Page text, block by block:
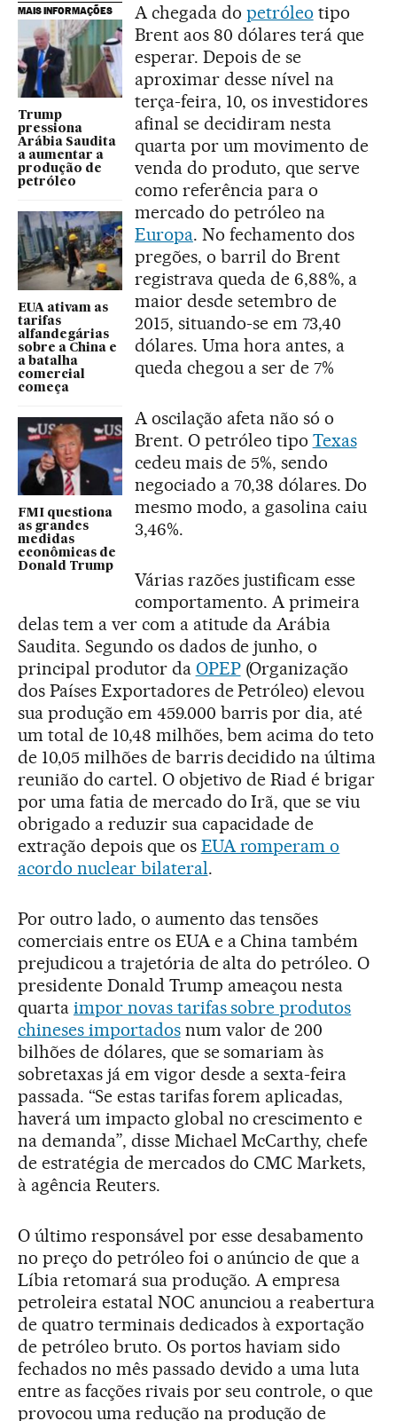
MAIS INFORMAÇÕES
Trump
pressiona
Arábia Saudita
a aumentar a
produção de
petróleo
EUA ativam as
tarifas
alfandegárias
sobre a China e
a batalha
comercial
começa
FMI questiona
as grandes
medidas
econômicas de
Donald Trump
A chegada do petróleo tipo
Brent aos 80 dólares terá que
esperar. Depois de se
aproximar desse nível na
terça-feira, 10, os investidores
afinal se decidiram nesta
quarta por um movimento de
venda do produto, que serve
como referência para o
mercado do petróleo na
Europa. No fechamento dos
pregões, o barril do Brent
registrava queda de 6,88%, a
maior desde setembro de
2015, situando-se em 73,40
dólares. Uma hora antes, a
queda chegou a ser de 7%
A oscilação afeta não só o
Brent. O petróleo tipo Texas
cedeu mais de 5%, sendo
negociado a 70,38 dólares. Do
mesmo modo, a gasolina caiu
3,46%.
Várias razões justificam esse
comportamento. A primeira
delas tem a ver com a atitude da Arábia
Saudita. Segundo os dados de junho, o
principal produtor da OPEP(Organização
dos Países Exportadores de Petróleo) elevou
sua produção em 459.000 barris por dia, até
um total de 10,48 milhões, bem acima do teto
de 10,05 milhões de barris decidido na última
reunião do cartel. O objetivo de Riad é brigar
por uma fatia de mercado do Irã, que se viu
obrigado a reduzir sua capacidade de
extração depois que os EUA romperam o
acordo nuclear bilateral.
Por outro lado, o aumento das tensões
comerciais entre os EUA e a China também
prejudicou a trajetória de alta do petróleo. O
presidente Donald Trump ameaçou nesta
quarta impor novas tarifas sobre produtos
chineses importadosnum valor de 200
bilhões de dólares, que se somariam às
sobretaxas já em vigor desde a sexta-feira
passada. “Se estas tarifas forem aplicadas,
haverá um impacto global no crescimento e
na demanda”, disse Michael McCarthy, chefe
de estratégia de mercados do CMC Markets,
à agência Reuters.
O último responsável por esse desabamento
no preço do petróleo foi o anúncio de que a
Líbia retomará sua produção. A empresa
petroleira estatal NOC anunciou a reabertura
de quatro terminais dedicados à exportação
de petróleo bruto. Os portos haviam sido
fechados no mês passado devido a uma luta
entre as facções rivais por seu controle, o que
provocou uma redução na produção de